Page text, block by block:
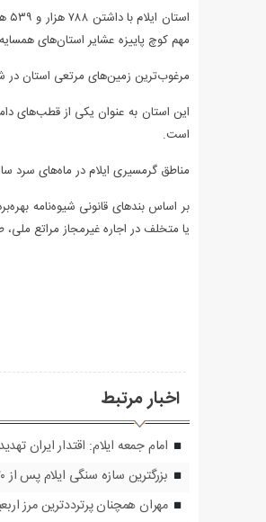
مهم کوچ پاییزه عشایر استان‌های
مرغوب‌ترین زمین‌های مرتعی استان در
است.
مناطق گرمسیری ایلام در ماه‌های سرد سال میزبان حدود دو هزار
بر اساس بندهای قانونی شیوه‌نامه
یا متخلف در اجاره غیرمجاز مراتع
اخبار مرتبط
امام جمعه ایلام: اقتدار ایران
بزرگترین سازه سنگی ایلام پس از ۲۰ سال انتظار در هلیلان افتتاح می‌شود
مهران همچنان پرترددترین مرز